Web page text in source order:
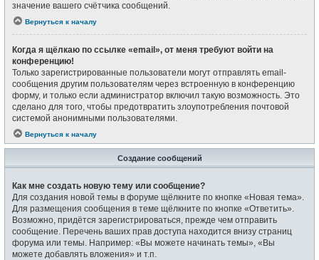
значение вашего счётчика сообщений.
Вернуться к началу
Когда я щёлкаю по ссылке «email», от меня требуют войти на
конференцию!
Только зарегистрированные пользователи могут отправлять email-
сообщения другим пользователям через встроенную в конференцию
форму, и только если администратор включил такую возможность. Это
сделано для того, чтобы предотвратить злоупотребления почтовой
системой анонимными пользователями.
Вернуться к началу
Создание сообщений
Как мне создать новую тему или сообщение?
Для создания новой темы в форуме щёлкните по кнопке «Новая тема».
Для размещения сообщения в теме щёлкните по кнопке «Ответить».
Возможно, придётся зарегистрироваться, прежде чем отправить
сообщение. Перечень ваших прав доступа находится внизу страниц
форума или темы. Например: «Вы можете начинать темы», «Вы
можете добавлять вложения» и т.п.